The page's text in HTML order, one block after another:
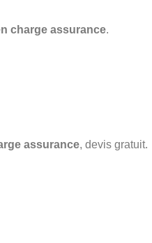
charge assurance.
assurance, devis gratuit.